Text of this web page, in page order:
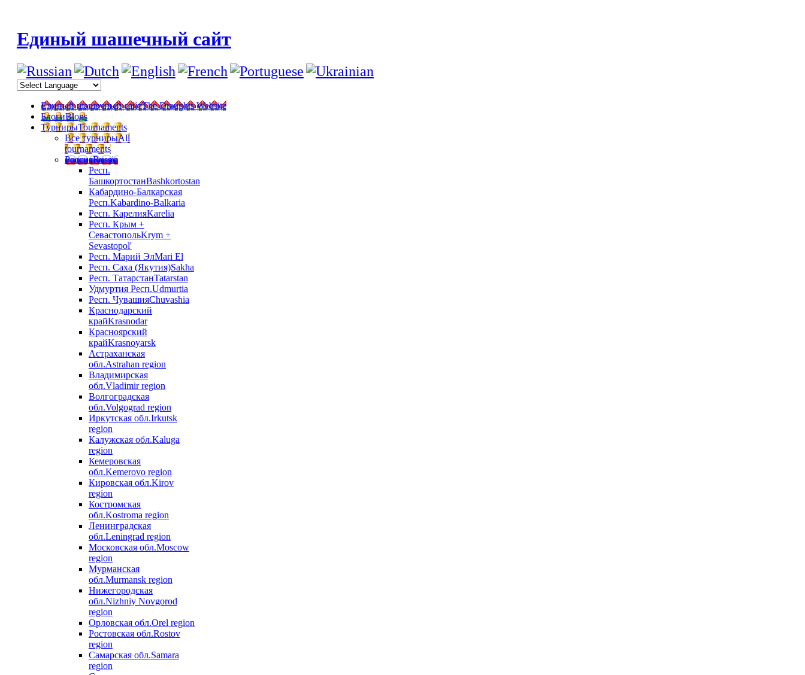
Единый шашечный сайт
Единый шашечный сайтThe Draughts Website
БлогиBlogs
ТурнирыTournaments
Все турнирыAll
tournaments
РоссияRussia
Респ.
БашкортостанBashkortostan
Кабардино-Балкарская
Респ.Kabardino-Balkaria
Респ. КарелияKarelia
Респ. Крым +
СевастопольKrym +
Sevastopol'
Респ. Марий ЭлMari El
Респ. Саха (Якутия)Sakha
Респ. ТатарстанTatarstan
Удмуртия Респ.Udmurtia
Респ. ЧувашияChuvashia
Краснодарский
крайKrasnodar
Красноярский
крайKrasnoyarsk
Астраханская
обл.Astrahan region
Владимирская
обл.Vladimir region
Волгоградская
обл.Volgograd region
Иркутская обл.Irkutsk
region
Калужская обл.Kaluga
region
Кемеровская
обл.Kemerovo region
Кировская обл.Kirov
region
Костромская
обл.Kostroma region
Ленинградская
обл.Leningrad region
Московская обл.Moscow
region
Мурманская
обл.Murmansk region
Нижегородская
обл.Nizhniy Novgorod
region
Орловская обл.Orel region
Ростовская обл.Rostov
region
Самарская обл.Samara
region